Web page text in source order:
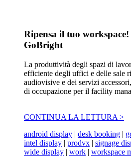
Ripensa il tuo
GoBright
La produttività degli spazi di
efficiente degli uffici e delle sale
audiovisive e dei servizi
di occupazione per il facility
CONTINUA LA LETTURA >
android display | desk booking |
intel display | prodvx | signage
wide display | work | workspace